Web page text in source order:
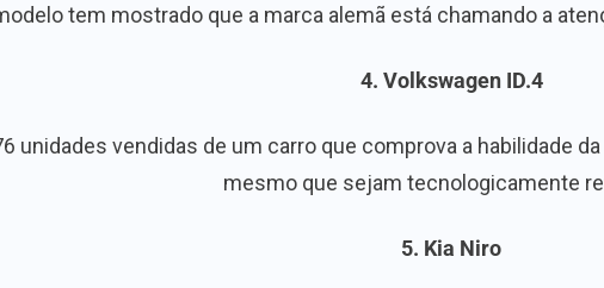
tem mostrado que a marca alemã está chamando a
4. Volkswagen ID.4
unidades vendidas de um carro que comprova a habilidade
mesmo que sejam tecnologicamente
5. Kia Niro